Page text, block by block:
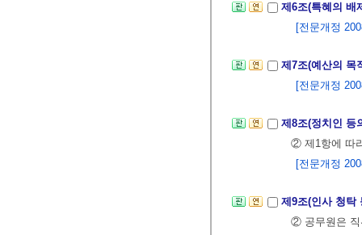
제6조(특혜의 배
[전문개정
제7조(예산의 목
[전문개정
제8조(정치인 등
② 제1항에 따
[전문개정
제9조(인사 청탁
② 공무원은 직